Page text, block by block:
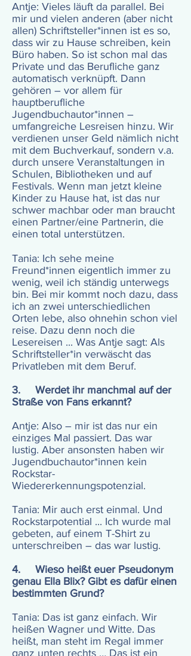
Antje: Vieles läuft da parallel. Bei
mir und vielen anderen (aber nicht
allen) Schriftsteller*innen ist es so,
dass wir zu Hause schreiben, kein
Büro haben. So ist schon mal das
Private und das Berufliche ganz
automatisch verknüpft. Dann
gehören – vor allem für
hauptberufliche
Jugendbuchautor*innen –
umfangreiche Lesreisen hinzu. Wir
verdienen unser Geld nämlich nicht
mit dem Buchverkauf, sondern v.a.
durch unsere Veranstaltungen in
Schulen, Bibliotheken und auf
Festivals. Wenn man jetzt kleine
Kinder zu Hause hat, ist das nur
schwer machbar oder man braucht
einen Partner/eine Partnerin, die
einen total unterstützen.
Tania: Ich sehe meine
Freund*innen eigentlich immer zu
wenig, weil ich ständig unterwegs
bin. Bei mir kommt noch dazu, dass
ich an zwei unterschiedlichen
Orten lebe, also ohnehin schon viel
reise. Dazu denn noch die
Lesereisen ... Was Antje sagt: Als
Schriftsteller*in verwäscht das
Privatleben mit dem Beruf.
3. Werdet ihr manchmal auf der
Straße von Fans erkannt?
Antje: Also – mir ist das nur ein
einziges Mal passiert. Das war
lustig. Aber ansonsten haben wir
Jugendbuchautor*innen kein
Rockstar-
Wiedererkennungspotenzial.
Tania: Mir auch erst einmal. Und
Rockstarpotential ... Ich wurde mal
gebeten, auf einem T-Shirt zu
unterschreiben – das war lustig.
4. Wieso heißt euer Pseudonym
genau Ella Blix? Gibt es dafür einen
bestimmten Grund?
Tania: Das ist ganz einfach. Wir
heißen Wagner und Witte. Das
heißt, man steht im Regal immer
ganz unten rechts … Das ist ein